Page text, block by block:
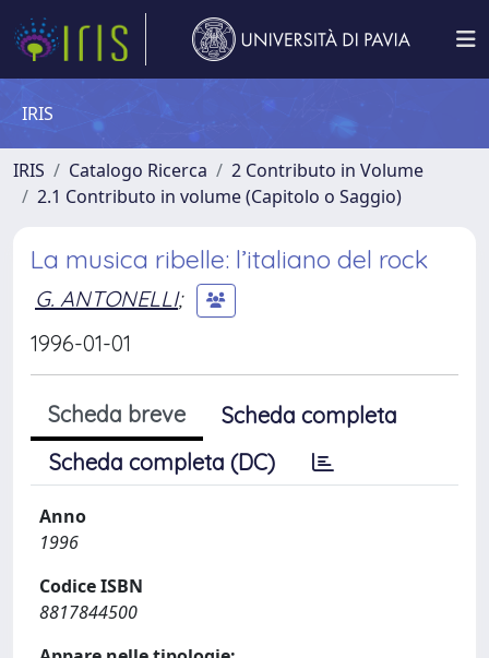
IRIS
IRIS Catalogo Ricerca
2 Contributo in Volume
2.1 Contributo in volume (Capitolo o Saggio)
La musica ribelle: l’italiano del rock
G. ANTONELLI;
1996-01-01
Scheda breve
Scheda completa
Scheda completa (DC)
Anno
1996
Codice ISBN
8817844500